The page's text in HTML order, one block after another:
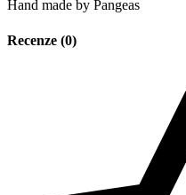
Hand made by Pangeas
Recenze (0)